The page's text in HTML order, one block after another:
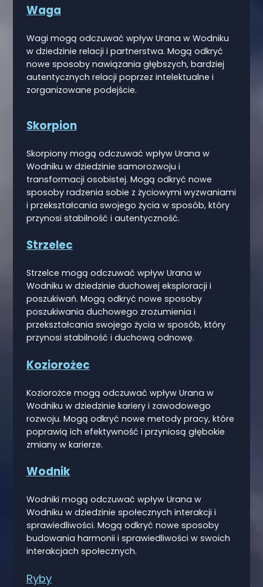
Waga
Wagi mogą odczuwać wpływ Urana w Wodniku
w dziedzinie relacji i partnerstwa. Mogą odkryć
nowe sposoby nawiązania głębszych, bardziej
autentycznych relacji poprzez intelektualne i
zorganizowane podejście.
Skorpion
Skorpiony mogą odczuwać wpływ Urana w
Wodniku w dziedzinie samorozwoju i
transformacji osobistej. Mogą odkryć nowe
sposoby radzenia sobie z życiowymi wyzwaniami
i przekształcania swojego życia w sposób, który
przynosi stabilność i autentyczność.
Strzelec
Strzelce mogą odczuwać wpływ Urana w
Wodniku w dziedzinie duchowej eksploracji i
poszukiwań. Mogą odkryć nowe sposoby
poszukiwania duchowego zrozumienia i
przekształcania swojego życia w sposób, który
przynosi stabilność i duchową odnowę.
Koziorożec
Koziorożce mogą odczuwać wpływ Urana w
Wodniku w dziedzinie kariery i zawodowego
rozwoju. Mogą odkryć nowe metody pracy, które
poprawią ich efektywność i przyniosą głębokie
zmiany w karierze.
Wodnik
Wodniki mogą odczuwać wpływ Urana w
Wodniku w dziedzinie społecznych interakcji i
sprawiedliwości. Mogą odkryć nowe sposoby
budowania harmonii i sprawiedliwości w swoich
interakcjach społecznych.
Ryby